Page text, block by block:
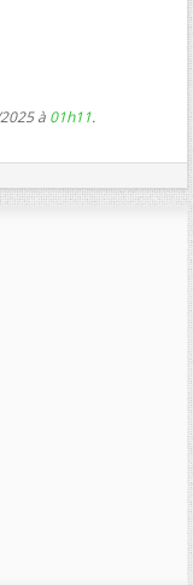
à 01h11.